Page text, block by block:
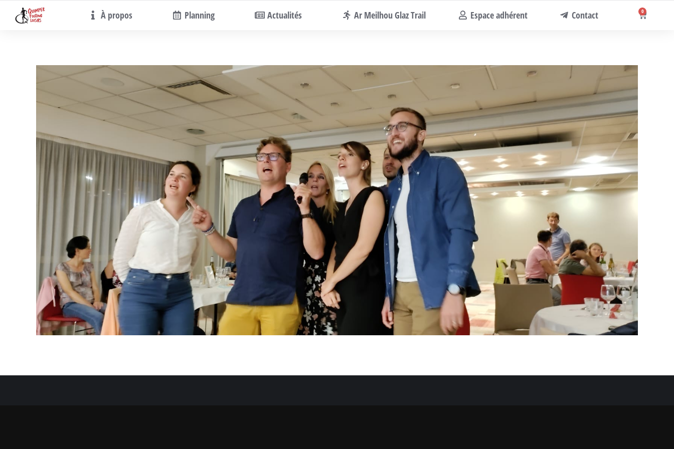
À propos Planning Actualités Ar Meilhou Glaz Trail Espace adhérent Contact 0